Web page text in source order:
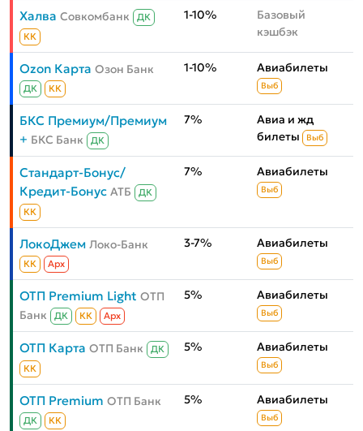
Халва Совкомбанк
ДК
КК
1-10%
Базовый
кэшбэк
Ozon Карта Озон Банк
ДК КК
1-10% Авиабилеты
Выб
БКС Премиум/Премиум
+ БКС Банк ДК
7%
Авиа и жд
билеты
Выб
Стандарт-Бонус/
Кредит-Бонус АТБ
ДК
КК
7% Авиабилеты
Выб
ЛокоДжем Локо-Банк
КК Aрх
3-7% Авиабилеты
Выб
ОТП Premium Light ОТП
Банк
ДК КК Aрх
5% Авиабилеты
Выб
ОТП Карта ОТП Банк
ДК
КК
5% Авиабилеты
Выб
ОТП Premium ОТП Банк
ДК КК
5% Авиабилеты
Выб